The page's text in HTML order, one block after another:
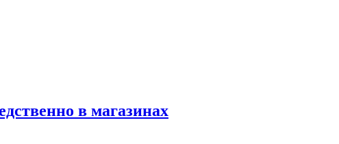
в магазинах